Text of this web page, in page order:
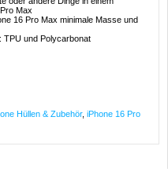
Max
16 Pro Max minimale Masse und
TPU und Polycarbonat
Hüllen & Zubehör, iPhone 16 Pro